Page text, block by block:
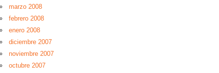
marzo 2008
febrero 2008
enero 2008
diciembre 2007
noviembre 2007
octubre 2007